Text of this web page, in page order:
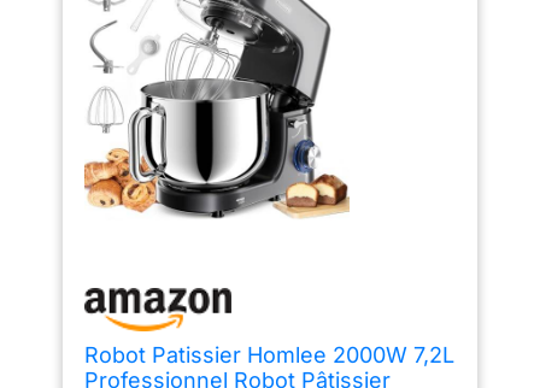
Robot Patissier Homlee 2000W 7,2L
Professionnel Robot Pâtissier